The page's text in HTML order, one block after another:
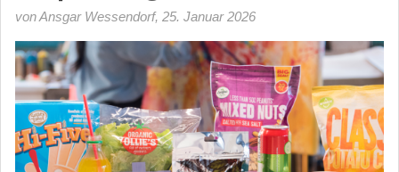
von Ansgar Wessendorf, 25. Januar 2026